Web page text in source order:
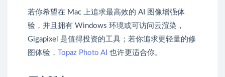
若你希望在 Mac 上追求最高效的 AI 图像增强体
验，并且拥有 Windows 环境或可访问云渲染，
Gigapixel 是值得投资的工具；若你追求更轻量的修
图体验，
Topaz Photo AI 也许更适合你。